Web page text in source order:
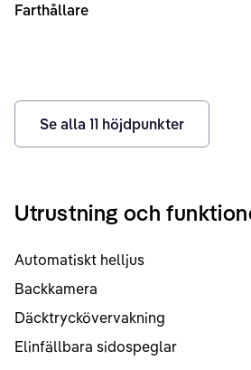
Farthållare
Se alla 11 höjdpunkter
Utrustning och
Automatiskt helljus
Backkamera
Däcktryckövervakning
Elinfällbara sidospeglar